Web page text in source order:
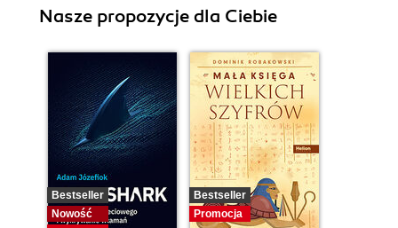
Nasze propozycje dla Ciebie
Bestseller
Nowość
Bestseller
Promocja